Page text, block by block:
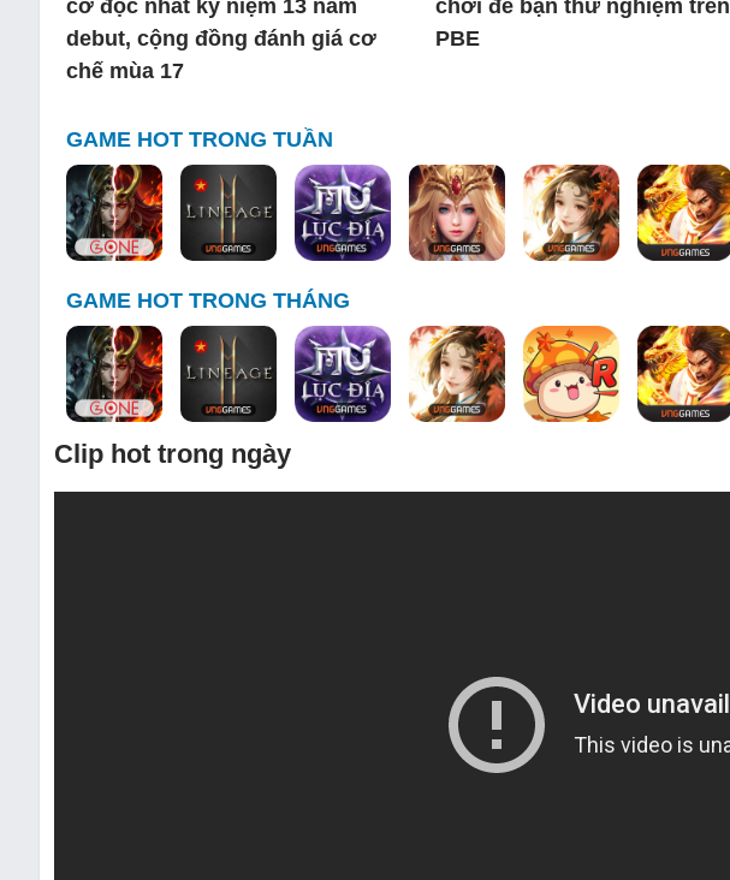
cờ độc nhất kỷ niệm 13 năm
debut, cộng đồng đánh giá cơ
chế mùa 17
chơi để bạn thử nghiệm trên
PBE
GAME HOT TRONG TUẦN
GAME HOT TRONG THÁNG
Clip hot trong ngày